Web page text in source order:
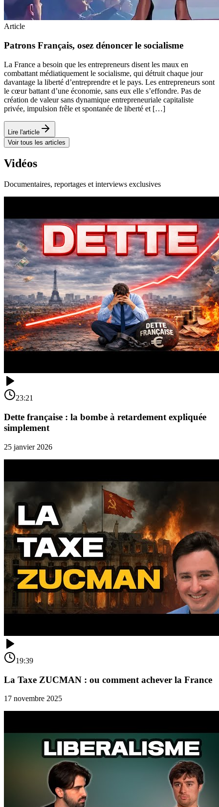
Article
Patrons Français, osez dénoncer le socialisme
La France a besoin que les entrepreneurs disent les maux en
combattant médiatiquement le socialisme, qui détruit chaque jour
davantage la liberté d’entreprendre et le pays. Les entrepreneurs sont
le cœur battant d’une économie, sans eux elle s’effondre. Pas de
création de valeur sans dynamique entrepreneuriale capitaliste
privée, impulsion frêle et spontanée de liberté et […]
Lire l'article
Voir tous les articles
Vidéos
Documentaires, reportages et interviews exclusives
23:21
Dette française : la bombe à retardement expliquée
simplement
25 janvier 2026
19:39
La Taxe ZUCMAN : ou comment achever la France
17 novembre 2025